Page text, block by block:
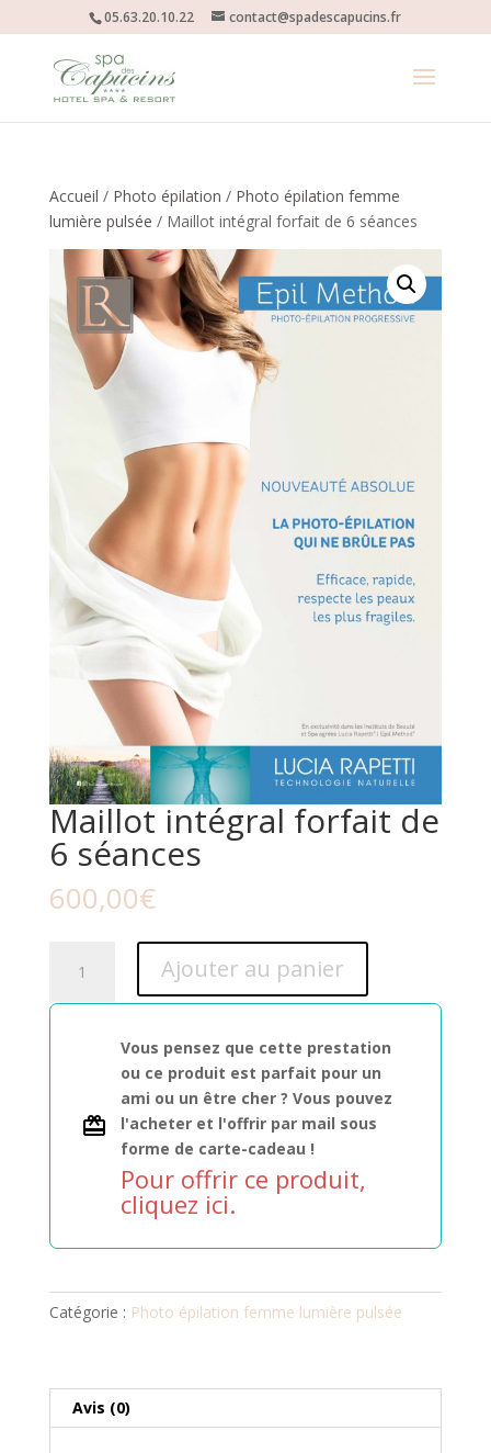
05.63.20.10.22 contact@spadescapucins.fr
Accueil / Photo épilation / Photo épilation femme
lumière pulsée / Maillot intégral forfait de 6 séances
Maillot intégral forfait de
6 séances
600,00€
Maillot
séances
Ajouter au panier
Vous pensez que cette prestation
ou ce produit est parfait pour un
ami ou un être cher ? Vous pouvez
l'acheter et l'offrir par mail sous
forme de carte-cadeau !
Pour offrir ce produit,
cliquez ici.
Catégorie : Photo épilation femme lumière pulsée
Avis (0)